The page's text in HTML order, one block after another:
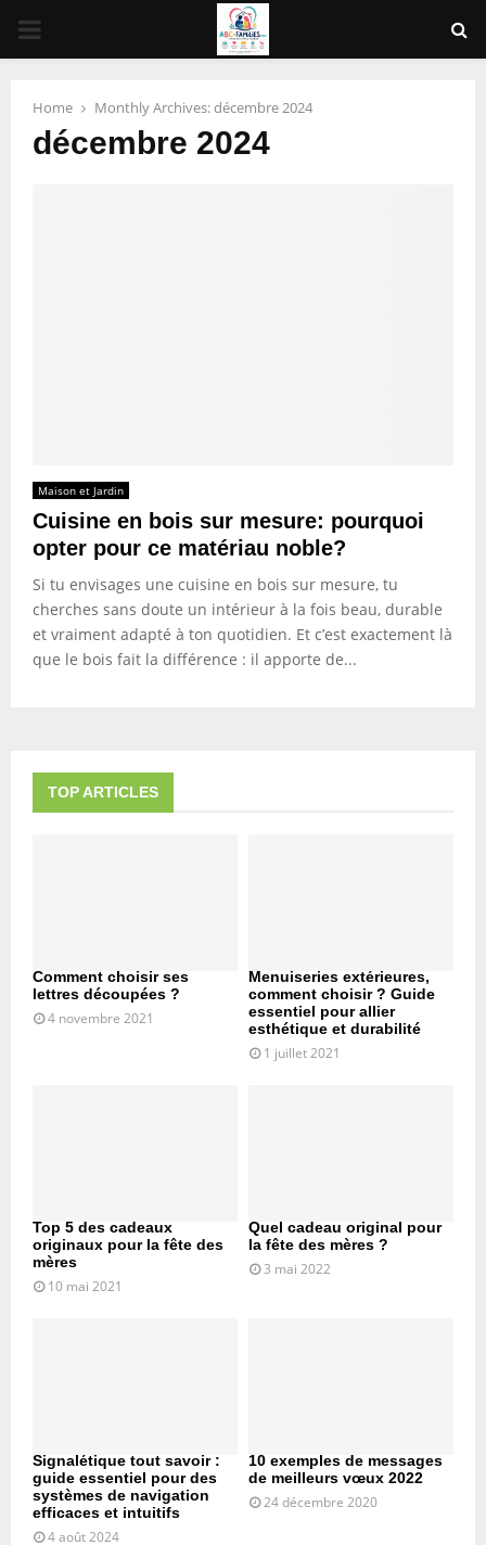
PRIMARY
Home Monthly Archives: décembre 2024
décembre 2024
Maison et Jardin
Cuisine en bois sur mesure: pourquoi
opter pour ce matériau noble?
Si tu envisages une cuisine en bois sur mesure, tu
cherches sans doute un intérieur à la fois beau, durable
et vraiment adapté à ton quotidien. Et c’est exactement là
que le bois fait la différence : il apporte de...
TOP ARTICLES
Comment choisir ses
lettres découpées ?
4 novembre 2021
Menuiseries extérieures,
comment choisir ? Guide
essentiel pour allier
esthétique et durabilité
1 juillet 2021
Top 5 des cadeaux
originaux pour la fête des
mères
10 mai 2021
Quel cadeau original pour
la fête des mères ?
3 mai 2022
Signalétique tout savoir :
guide essentiel pour des
systèmes de navigation
efficaces et intuitifs
4 août 2024
10 exemples de messages
de meilleurs vœux 2022
24 décembre 2020